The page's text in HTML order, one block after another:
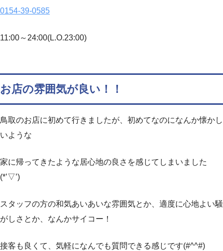
0154-39-0585
11:00～24:00(L.O.23:00)
お店の雰囲気が良い！！
鳥取のお店に初めて行きましたが、初めてなのになんか懐かし
いような
家に帰ってきたような居心地の良さを感じてしまいました
(*’▽’)
スタッフの方の和気あいあいな雰囲気とか、適度に心地よい騒
がしさとか、なんかサイコー！
接客も良くて、気軽になんでも質問できる感じです(#^^#)